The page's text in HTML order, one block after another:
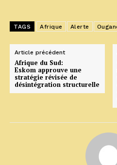
TAGS Afrique Alerte
Article précédent
Afrique du Sud:
Eskom approuve une
stratégie révisée de
désintégration structurelle